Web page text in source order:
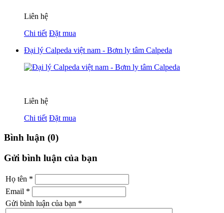
Liên hệ
Chi tiết Đặt mua
Đại lý Calpeda việt nam - Bơm ly tâm Calpeda
Liên hệ
Chi tiết Đặt mua
Bình luận (0)
Gửi bình luận của bạn
Họ tên *
Email *
Gửi bình luận của bạn *